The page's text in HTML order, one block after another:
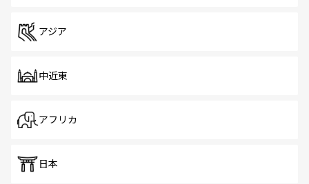
アジア
中近東
アフリカ
日本